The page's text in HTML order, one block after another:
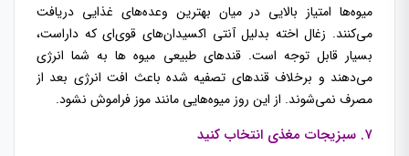
میوه‌ها امتیاز بالایی در میان بهترین وعده‌های غذایی دریافت
می‌کنند. زغال اخته بدلیل آنتی اکسیدان‌های قوی‌ای که داراست،
بسیار قابل توجه است. قندهای طبیعی میوه ها به شما انرژی
می‌دهند و برخلاف قندهای تصفیه شده باعث افت انرژی بعد از
مصرف نمی‌شوند. از این روز میوه‌هایی مانند موز فراموش نشود.
۷. سبزیجات مغذی انتخاب کنید